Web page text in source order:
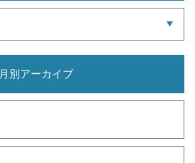
月別アーカイブ